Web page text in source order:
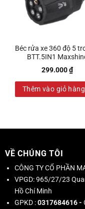
Béc rửa xe 360 độ 5
BTT.5IN1
299.000₫
Thêm vào giỏ hàng
VỀ CHÚNG TÔI
CÔNG TY CỔ PHẦN
VPGD:965/27/23
Hồ Chí Minh
GPKD :0317684616 -